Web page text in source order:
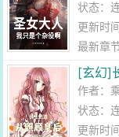
状态：
更新时
最新章
[玄幻]
作者：
状态：
更新时